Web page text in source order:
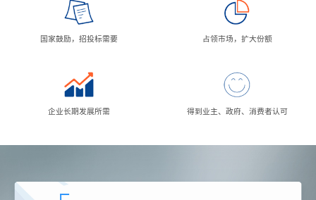
国家鼓励，招投标需要 占领市场，扩大份额
企业长期发展所需 得到业主、政府、消费者认可